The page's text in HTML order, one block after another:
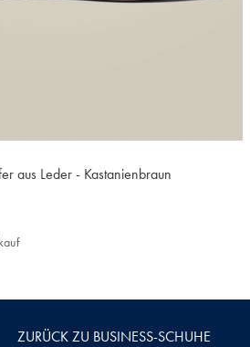
aus Leder - Kastanienbraun
154
ZURÜCK ZU BUSINESS-SCHUHE